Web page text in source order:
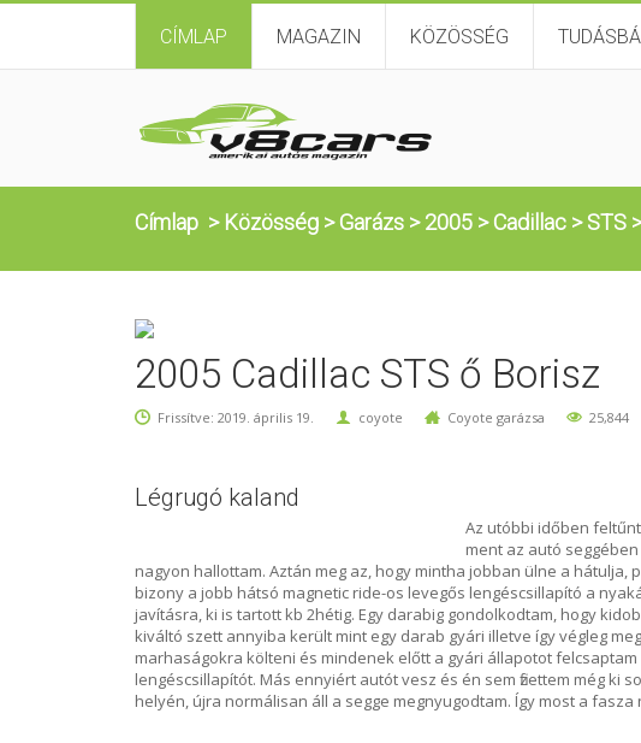
CÍMLAP MAGAZIN KÖZÖSSÉG
Címlap > Közösség >Garázs >2005 >Cadillac >STS
2005 Cadillac STS ő Borisz
Frissítve: 2019. április 19. coyote Coyote garázsa 25,844
Légrugó kaland
Az utóbbi időben
ment az autó
nagyon hallottam. Aztán meg az, hogy mintha jobban ülne a
bizony a jobb hátsó magnetic ride-os levegős lengéscsillapító a
javításra, ki is tartott kb 2hétig. Egy darabig gondolkodtam, hogy
kiváltó szett annyiba került mint egy darab gyári illetve így végleg
marhaságokra költeni és mindenek előtt a gyári állapotot
lengéscsillapítót. Más ennyiért autót vesz és én sem fizettem még ki
helyén, újra normálisan áll a segge megnyugodtam. Így most a fasza